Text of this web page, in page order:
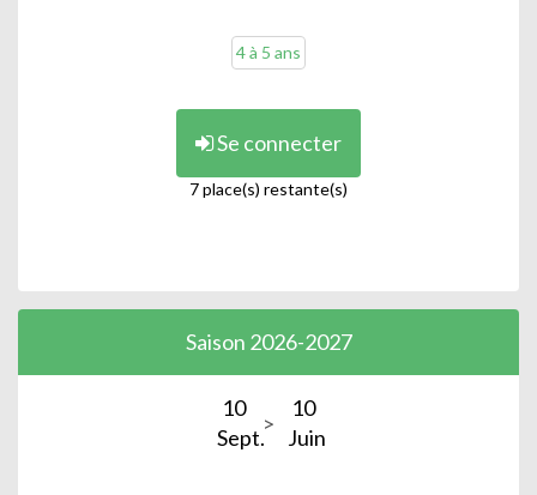
4 à 5 ans
Se connecter
7 place(s) restante(s)
Saison 2026-2027
10
Sept.
10
Juin